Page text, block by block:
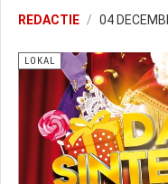
REDACTIE 04
LOKAL